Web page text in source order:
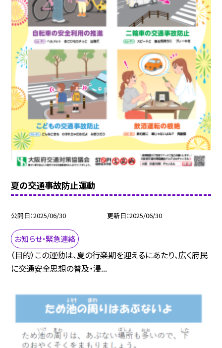
夏の交通事故防止運動
公開日 2025/06/30 更新日 2025/06/30
お知らせ・緊急連絡
（目的）この運動は、夏の行楽期を迎えるにあたり、広く府民
に交通安全思想の普及・浸...